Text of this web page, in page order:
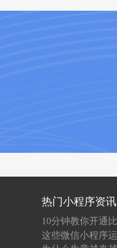
热门小程序资讯